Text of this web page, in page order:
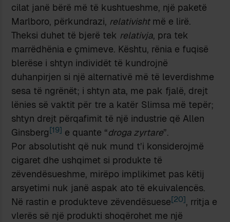
cilat janë bërë më të kushtueshme, një paketë
Marlboro, përkundrazi, relativishtmë e lirë.
Theksi duhet të bjerë tek relativja, pra tek
marrëdhënia e çmimeve. Kështu, rënia e fuqisë
blerëse i shtyn individët të kundrojnë
duhanpirjen si një alternativë më të leverdishme
sesa të ngrënët; i shtyn ata, me pak fjalë, drejt
lënies së vaktit për tre a katër Slimsa më tepër;
shtyn drejt përqafimit të një industrie që Allen
Ginsberg[19] e quante “droga zyrtare”.
Por absolutisht që nuk mund t’i konsiderojmë
cigaret dhe ushqimet si produkte të
zëvendësueshme, mirëpo implikimet pas këtij
arsyetimi nuk janë aspak ato të ekuivalencës.
Në rastin e produkteve zëvendësuese[20], rritja e
vlerës së një produkti shoqërohet me një